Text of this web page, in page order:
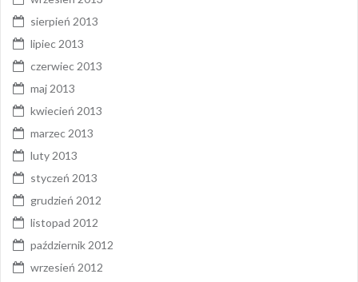
sierpień 2013
lipiec 2013
czerwiec 2013
maj 2013
kwiecień 2013
marzec 2013
luty 2013
styczeń 2013
grudzień 2012
listopad 2012
październik 2012
wrzesień 2012